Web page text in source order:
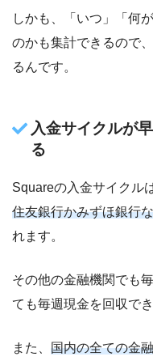
しかも、「いつ」「何
のかも集計できるので
るんです。
入金サイクルが
る
Squareの入金サイクル
住友銀行かみずほ銀行
れます。
その他の金融機関でも
ても毎週現金を回収で
また、 国内の全ての金